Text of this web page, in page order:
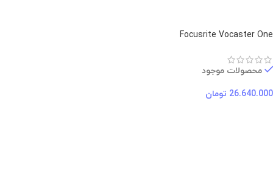
Focusrite Vocaster One
محصولات موجود
26.640.000 تومان